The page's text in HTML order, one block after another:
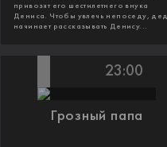
привозят его шестилетнего внука
Дениса. Чтобы увлечь непоседу, дед
начинает рассказывать Денису...
23:00
Грозный папа